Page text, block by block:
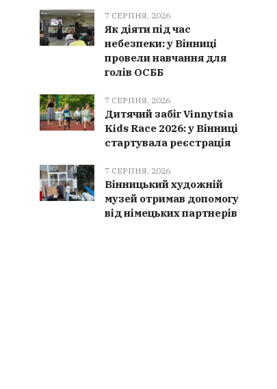
7 СЕРПНЯ, 2026
Як діяти під час
небезпеки: у Вінниці
провели навчання для
голів ОСББ
7 СЕРПНЯ, 2026
Дитячий забіг Vinnytsia
Kids Race 2026: у Вінниці
стартувала реєстрація
7 СЕРПНЯ, 2026
Вінницький художній
музей отримав допомогу
від німецьких партнерів